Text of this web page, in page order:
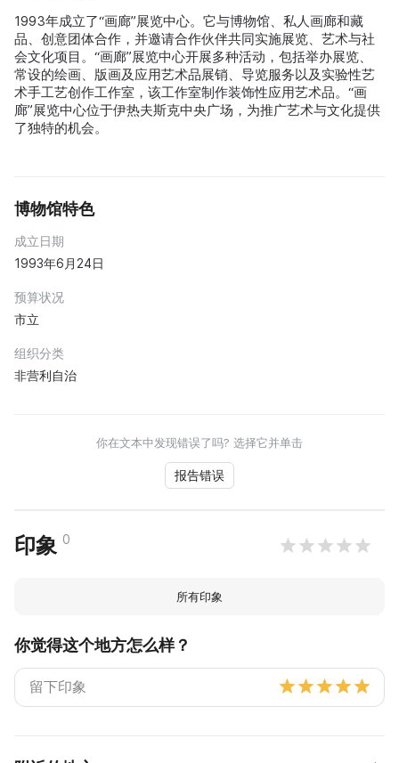
1993年成立了“画廊”展览中心。它与博物馆、私人画廊和藏
品、创意团体合作，并邀请合作伙伴共同实施展览、艺术与社
会文化项目。“画廊”展览中心开展多种活动，包括举办展览、
常设的绘画、版画及应用艺术品展销、导览服务以及实验性艺
术手工艺创作工作室，该工作室制作装饰性应用艺术品。“画
廊”展览中心位于伊热夫斯克中央广场，为推广艺术与文化提供
了独特的机会。
博物馆特色
成立日期
1993年6月24日
预算状况
市立
组织分类
非营利自治
你在文本中发现错误了吗? 选择它并单击
报告错误
印象 0
所有印象
你觉得这个地方怎么样？